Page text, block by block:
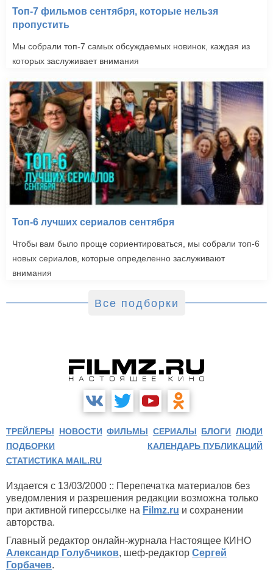
Топ-7 фильмов сентября, которые нельзя
пропустить
Мы собрали топ-7 самых обсуждаемых новинок, каждая из
которых заслуживает внимания
Топ-6 лучших сериалов сентября
Чтобы вам было проще сориентироваться, мы собрали топ-6
новых сериалов, которые определенно заслуживают
внимания
Все подборки
ТРЕЙЛЕРЫ НОВОСТИ ФИЛЬМЫ СЕРИАЛЫ БЛОГИ ЛЮДИ
ПОДБОРКИ
КАЛЕНДАРЬ ПУБЛИКАЦИЙ
СТАТИСТИКА MAIL.RU
Издается с 13/03/2000 :: Перепечатка материалов без
уведомления и разрешения редакции возможна только
при активной гиперссылке на Filmz.ru и сохранении
авторства.
Главный редактор онлайн-журнала Настоящее КИНО
Александр Голубчиков, шеф-редактор Сергей
Горбачев.